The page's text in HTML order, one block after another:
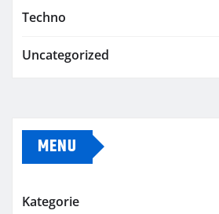
Techno
Uncategorized
MENU
Kategorie